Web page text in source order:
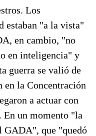
Los
estaban "a la vista"
en cambio, "no
en inteligencia" y
guerra se valió de
en la Concentración
a actuar con
un momento "la
GADA", que "quedó